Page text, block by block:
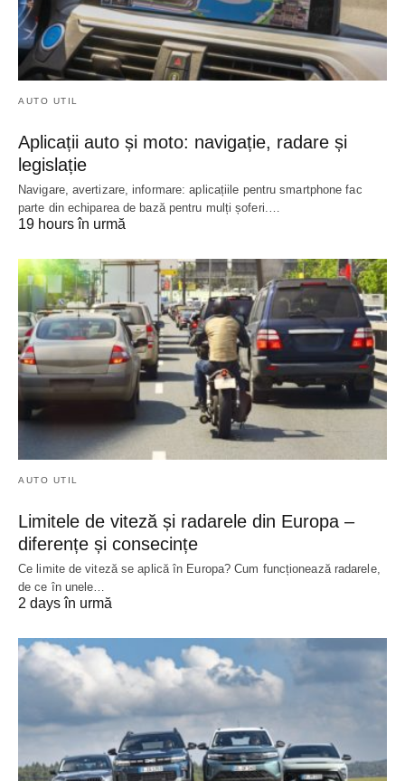
AUTO UTIL
Aplicații auto și moto: navigație, radare și
legislație
Navigare, avertizare, informare: aplicațiile pentru smartphone fac
parte din echiparea de bază pentru mulți șoferi.…
19 hours în urmă
AUTO UTIL
Limitele de viteză și radarele din Europa –
diferențe și consecințe
Ce limite de viteză se aplică în Europa? Cum funcționează radarele,
de ce în unele…
2 days în urmă